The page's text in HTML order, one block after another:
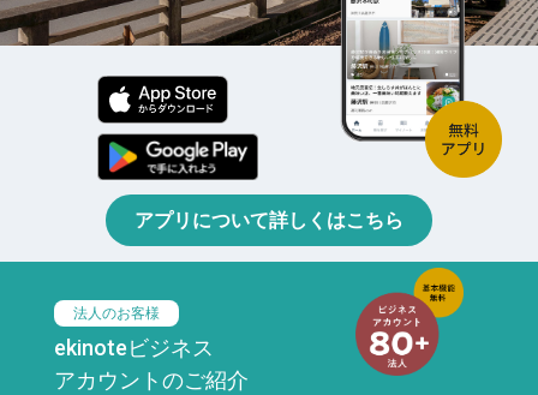
アプリについて詳しくはこちら
法人のお客様
ekinoteビジネス
アカウントのご紹介